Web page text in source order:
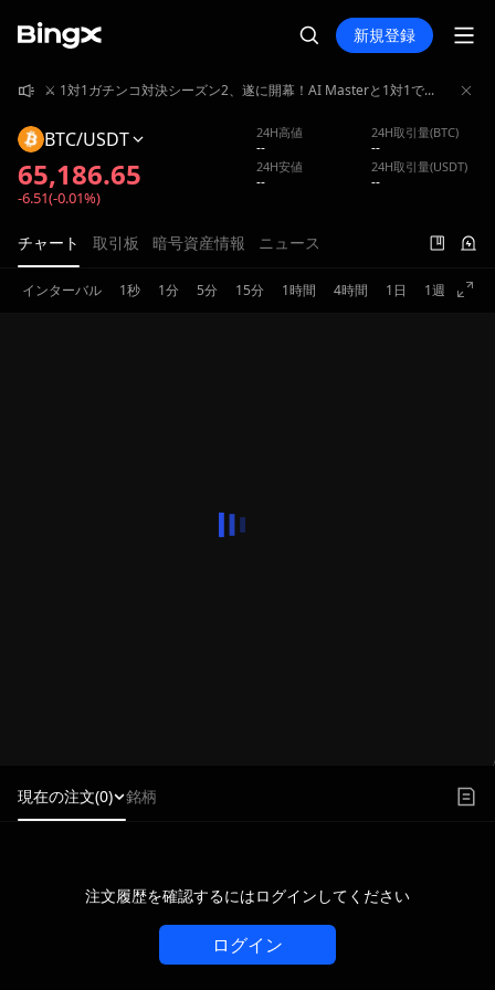
新規登録
BTC/USDT
65,186.65
-6.51(-0.01%)
24H高値
--
24H取引量(BTC)
--
24H安値
--
24H取引量(USDT)
--
チャート 取引板 暗号資産情報 ニュース
インターバル 1秒 1分 5分 15分 1時間 4時間 1日 1週
現在の注文(0) 銘柄
注文履歴を確認するにはログインしてください
ログイン